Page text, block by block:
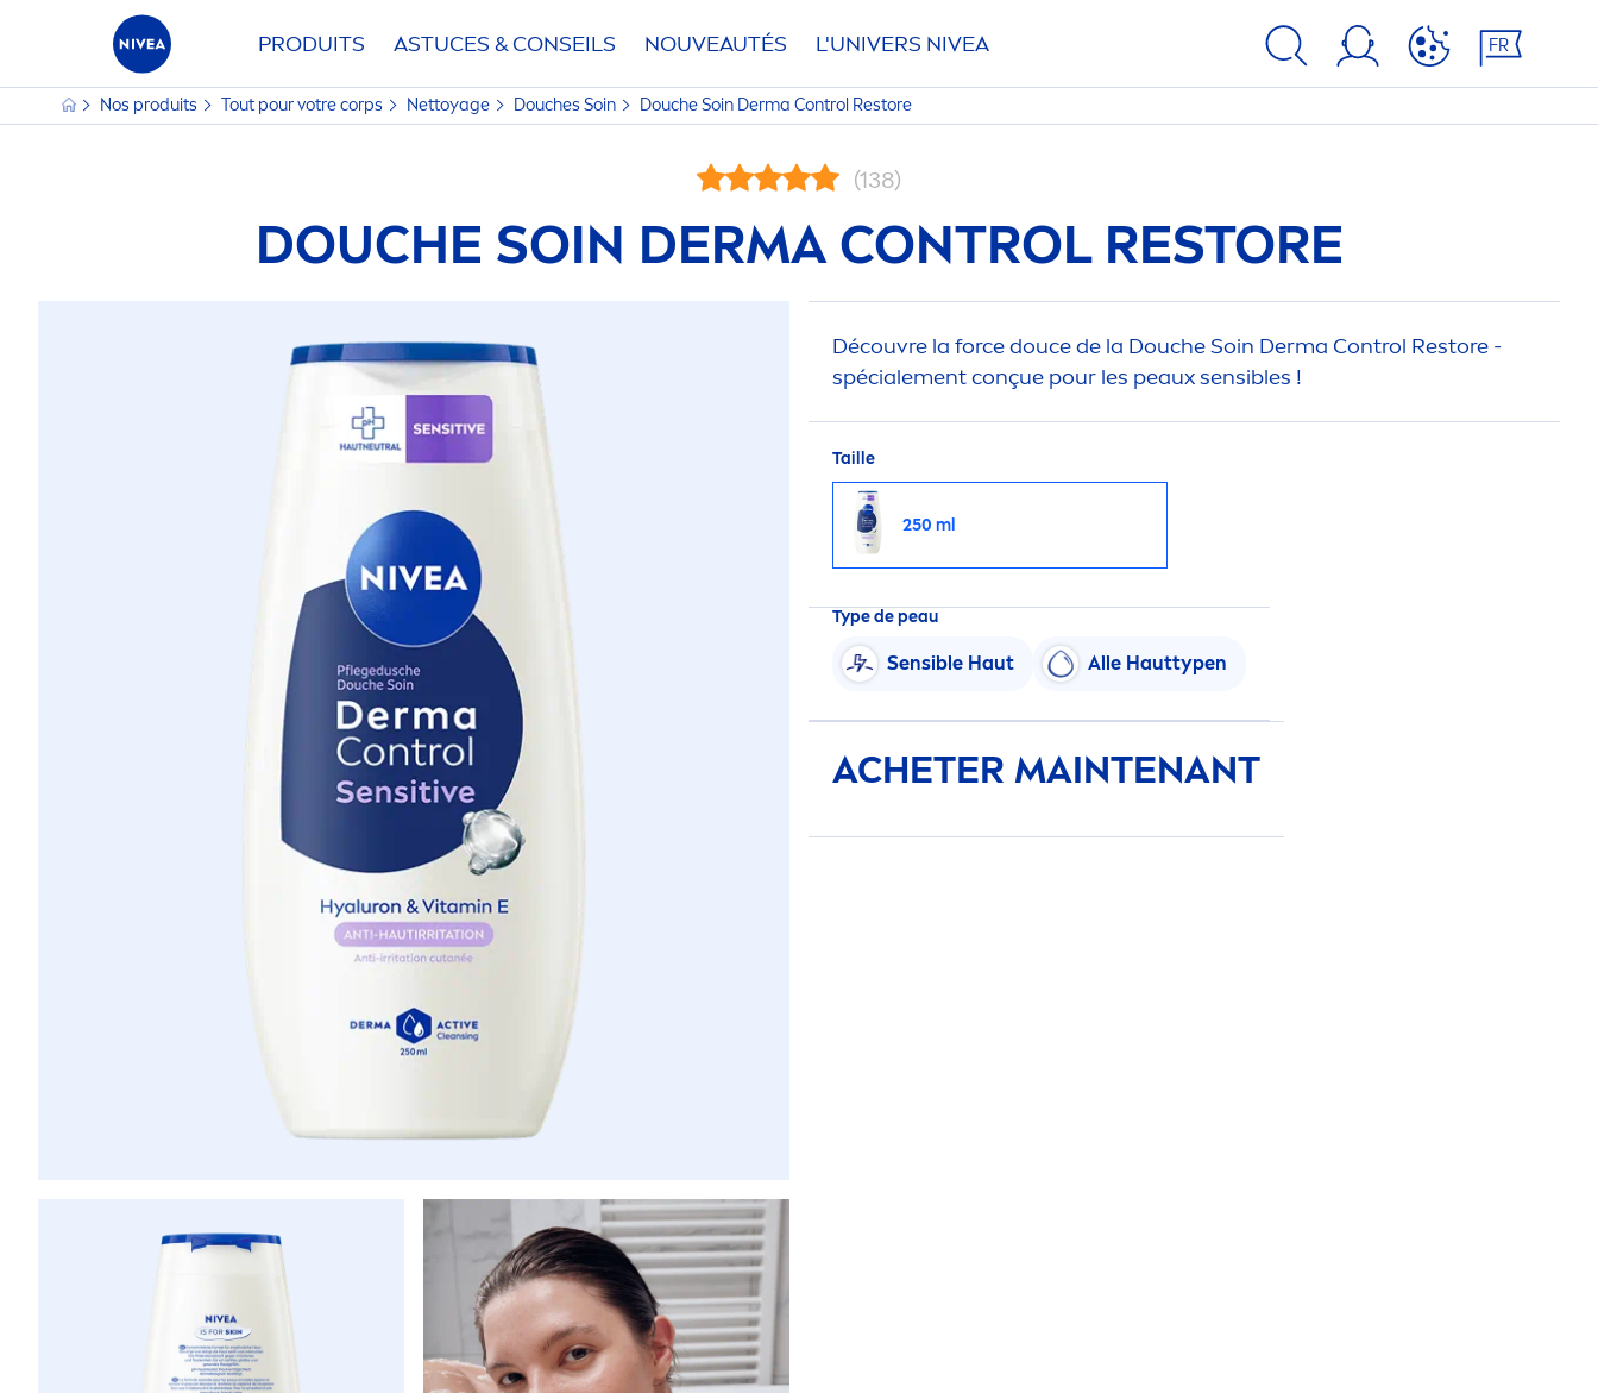
PRODUITS ASTUCES & CONSEILS NOUVEAUTÉS L'UNIVERS NIVEA FR
Nos produits Tout pour votre corps Nettoyage Douches Soin Douche Soin Derma Control Restore
(138)
DOUCHE SOIN DERMA CONTROL RESTORE
Découvre la force douce de la Douche Soin Derma Control Restore -
spécialement conçue pour les peaux sensibles !
Taille
250 ml
Type de peau
Sensible Haut Alle Hauttypen
ACHETER MAINTENANT